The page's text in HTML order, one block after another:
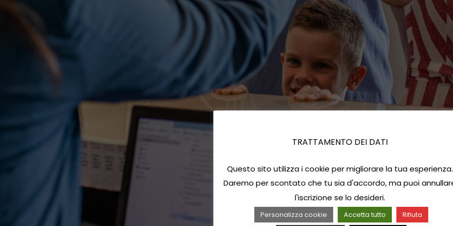
TRATTAMENTO DEI DATI
Questo sito utilizza i cookie per migliorare la tua esperienza.
Daremo per scontato che tu sia d'accordo, ma puoi
l'iscrizione se lo desideri.
Personalizza cookie Accetta tutto Rifiuta